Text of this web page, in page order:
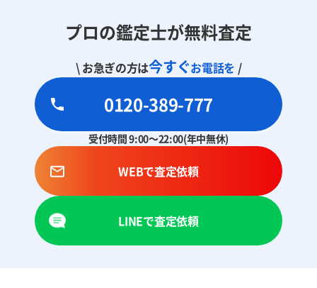
プロの鑑定士が無料査定
\ お急ぎの方は今すぐお電話を /
0120-389-777
受付時間 9:00～22:00(年中無休)
WEBで査定依頼
LINEで査定依頼